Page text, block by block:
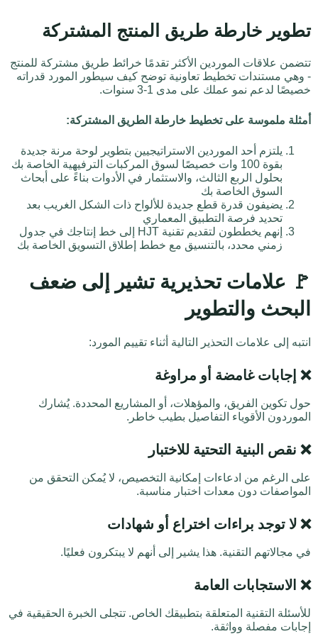
تطوير خارطة طريق المنتج المشتركة
تتضمن علاقات الموردين الأكثر تقدمًا خرائط طريق مشتركة للمنتج
- وهي مستندات تخطيط تعاونية توضح كيف سيطور المورد قدراته
خصيصًا لدعم نمو عملك على مدى 1-3 سنوات.
أمثلة ملموسة على تخطيط خارطة الطريق المشتركة:
يلتزم أحد الموردين الاستراتيجيين بتطوير لوحة مرنة جديدة
بقوة 100 وات خصيصًا لسوق المركبات الترفيهية الخاصة بك
بحلول الربع الثالث، والاستثمار في الأدوات بناءً على أبحاث
السوق الخاصة بك
يضيفون قدرة قطع جديدة للألواح ذات الشكل الغريب بعد
تحديد فرصة التطبيق المعماري
إنهم يخططون لتقديم تقنية HJT إلى خط إنتاجك في جدول
زمني محدد، بالتنسيق مع خطط إطلاق التسويق الخاصة بك
🚩 علامات تحذيرية تشير إلى ضعف
البحث والتطوير
انتبه إلى علامات التحذير التالية أثناء تقييم المورد:
❌ إجابات غامضة أو مراوغة
حول تكوين الفريق، والمؤهلات، أو المشاريع المحددة. يُشارك
الموردون الأقوياء التفاصيل بطيب خاطر.
❌ نقص البنية التحتية للاختبار
على الرغم من ادعاءات إمكانية التخصيص، لا يُمكن التحقق من
المواصفات دون معدات اختبار مناسبة.
❌لا توجد براءات اختراع أو شهادات
في مجالاتهم التقنية. هذا يشير إلى أنهم لا يبتكرون فعليًا.
❌ الاستجابات العامة
للأسئلة التقنية المتعلقة بتطبيقك الخاص. تتجلى الخبرة الحقيقية في
إجابات مفصلة وواثقة.